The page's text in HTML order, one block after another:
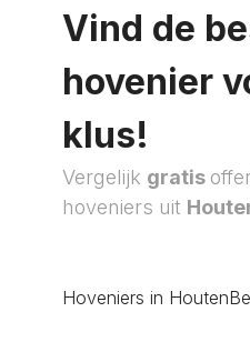
Vind de
hovenier
klus!
Vergelijk gratis
hoveniers uit
Hoveniers in Houten